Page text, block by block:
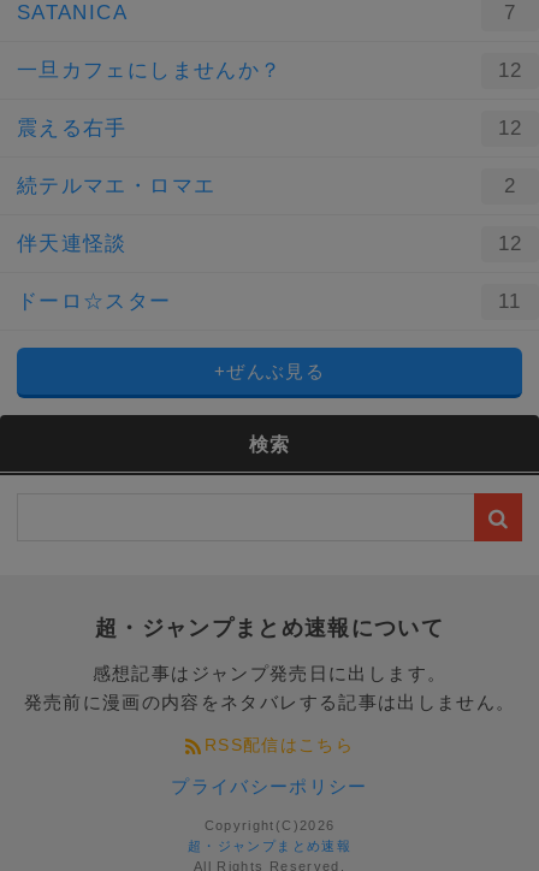
SATANICA 7
一旦カフェにしませんか？ 12
震える右手 12
続テルマエ・ロマエ 2
伴天連怪談 12
ドーロ☆スター 11
+ぜんぶ見る
検索
超・ジャンプまとめ速報について
感想記事はジャンプ発売日に出します。
発売前に漫画の内容をネタバレする記事は出しません。
RSS配信はこちら
プライバシーポリシー
Copyright(C)2026
超・ジャンプまとめ速報
All Rights Reserved.